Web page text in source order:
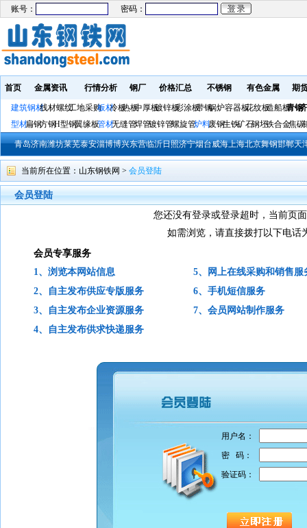
账号： 密码：
首页 金属资讯 行情分析 钢厂 价格汇总 不锈钢 有色金属 期
建筑钢材线材螺纹工地采购板材冷板热板中厚板镀锌板彩涂板带钢锅炉容器板花纹板造船板青钢
型材扁钢方钢H型钢翼缘板管材无缝管焊管镀锌管螺旋管炉料废钢生铁矿石钢坯铁合金焦碳
青岛济南潍坊莱芜泰安淄博博兴东营临沂日照济宁烟台威海上海北京舞钢邯郸天
当前所在位置： 山东钢铁网 > 会员登陆
会员登陆
您还没有登录或登录超时，当前页面
如需浏览，请直接拨打以下电话
会员专享服务
1、浏览本网站信息
2、自主发布供应专版服务
3、自主发布企业资源服务
4、自主发布供求快递服务
5、网上在线采购和销售服
6、手机短信服务
7、会员网站制作服务
用户名：
密 码：
验证码：